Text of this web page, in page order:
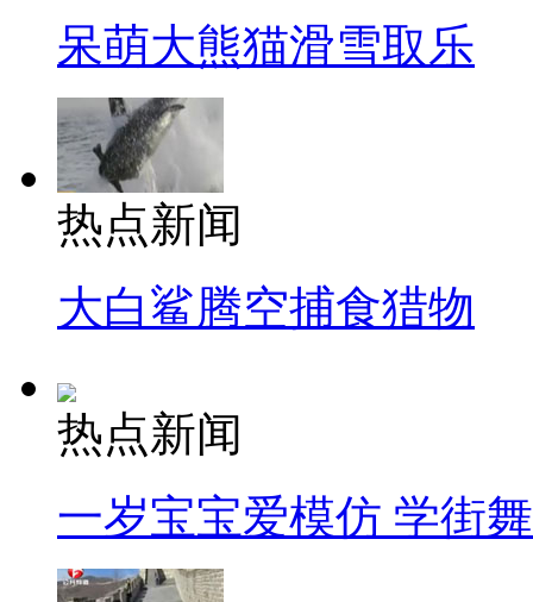
呆萌大熊猫滑雪取乐
热点新闻
大白鲨腾空捕食猎物
热点新闻
一岁宝宝爱模仿 学街